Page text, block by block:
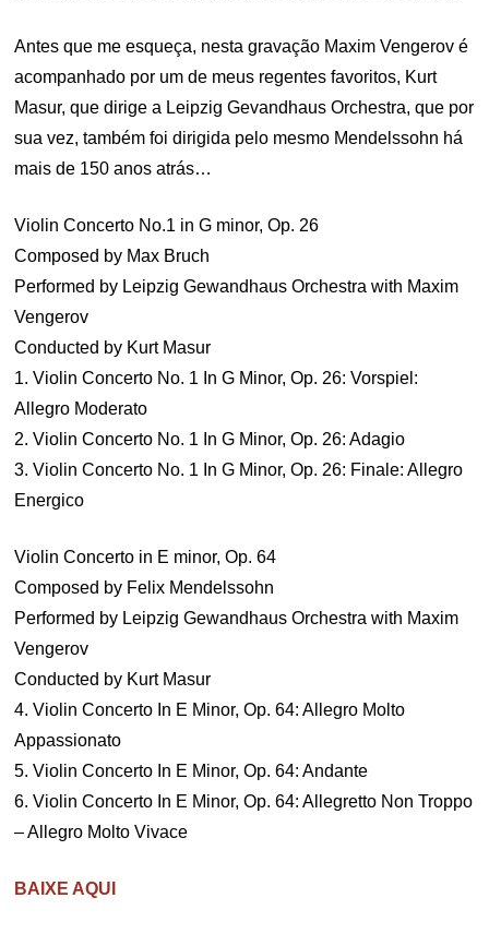
Antes que me esqueça, nesta gravação Maxim Vengerov é
acompanhado por um de meus regentes favoritos, Kurt
Masur, que dirige a Leipzig Gevandhaus Orchestra, que por
sua vez, também foi dirigida pelo mesmo Mendelssohn há
mais de 150 anos atrás…
Violin Concerto No.1 in G minor, Op. 26
Composed by Max Bruch
Performed by Leipzig Gewandhaus Orchestra with Maxim
Vengerov
Conducted by Kurt Masur
1. Violin Concerto No. 1 In G Minor, Op. 26: Vorspiel:
Allegro Moderato
2. Violin Concerto No. 1 In G Minor, Op. 26: Adagio
3. Violin Concerto No. 1 In G Minor, Op. 26: Finale: Allegro
Energico
Violin Concerto in E minor, Op. 64
Composed by Felix Mendelssohn
Performed by Leipzig Gewandhaus Orchestra with Maxim
Vengerov
Conducted by Kurt Masur
4. Violin Concerto In E Minor, Op. 64: Allegro Molto
Appassionato
5. Violin Concerto In E Minor, Op. 64: Andante
6. Violin Concerto In E Minor, Op. 64: Allegretto Non Troppo
– Allegro Molto Vivace
BAIXE AQUI